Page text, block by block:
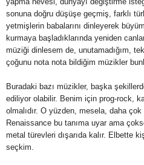
sonuna doğru düşüşe geçmiş, farklı
yetmişlerin babalarını dinleyerek
kurmaya başladıklarında yeniden
müziği dinlesem de, unutamadığım,
çoğunu nota nota bildiğim müzikler
Buradaki bazı müzikler, başka
ediliyor olabilir. Benim için prog-rock,
olmalıdır. O yüzden, mesela, daha
Renaissance bu tanıma uyar ama
metal türevleri dışarıda kalır. Elbette
seçkim.